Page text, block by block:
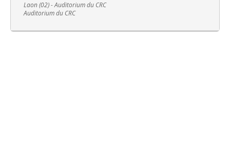
Laon (02) - Auditorium du CRC
Auditorium du CRC